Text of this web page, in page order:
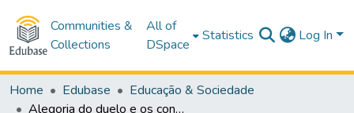
Communities &
Collections
All of
DSpace
Statistics Log In
Home Edubase
Educação & Sociedade
Alegoria do duelo e os conflitos escolares